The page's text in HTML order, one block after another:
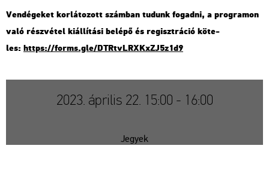
Ven­dé­ge­ket kor­lá­to­zott szám­ban tu­dunk fo­gad­ni, a prog­ra­mon
való rész­vé­tel ki­ál­lí­tá­si be­lé­pő és re­giszt­rá­ció kö­te­
les: https://​forms.​gle/​DTR​tvLR​XKxZ​J5z1​d9
2023. április 22. 15:00 - 16:00
Jegyek